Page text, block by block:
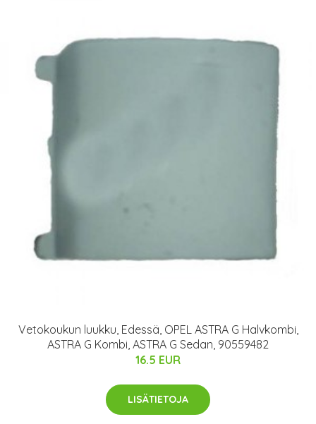
Vetokoukun luukku, Edessä, OPEL ASTRA G Halvkombi,
ASTRA G Kombi, ASTRA G Sedan, 90559482
16.5 EUR
LISÄTIETOJA